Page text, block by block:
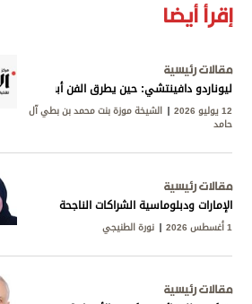
إقرأ أيضا
مقالات رئيسية
ليوناردو دافينتشي: حين يطرق الفن أبواب المعرفة
12 يوليو 2026 الشيخة موزة بنت محمد بن بطي آل
حامد
مقالات رئيسية
الإمارات ودبلوماسية الشراكات الناجحة
1 أغسطس 2026 نورة الطنيجي
مقالات رئيسية